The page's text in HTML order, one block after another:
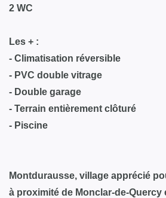
2 WC
Les + :
- Climatisation réversible
- PVC double vitrage
- Double garage
- Terrain entièrement clôturé
- Piscine
Montdurausse, village apprécié
à proximité de Monclar-de-Quercy